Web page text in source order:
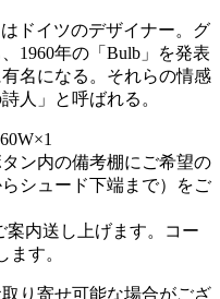
ドイツのデザイナー。グ
1960年の「Bulb」を発表
名になる。それらの情感
人」と呼ばれる。
ン内の備考棚にご希望の
シュード下端まで）をご
案内送し上げます。コー
ます。
り寄せ可能な場合がござ